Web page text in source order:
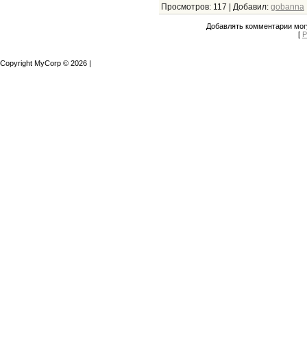
Просмотров: 117 | Добавил: gobanna
Добавлять комментарии
[
Copyright MyCorp © 2026 |